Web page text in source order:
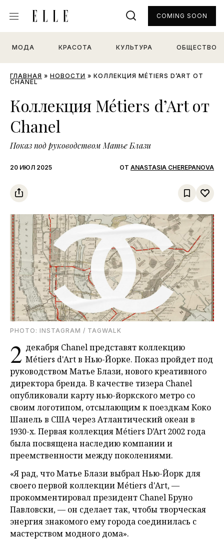
МОДА КРАСОТА КУЛЬТУРА ОБЩЕСТВО
COMING SOON
ГЛАВНАЯ » НОВОСТИ » КОЛЛЕКЦИЯ MÉTIERS D’ART ОТ
CHANEL
Коллекция Métiers d’Art от
Chanel
Показ под руководством Матье Блази
20 ИЮЛ 2025 ОТ ANASTASIA CHEREPANOVA
PHOTO: INSTAGRAM / TAGWALK
2 декабря Chanel представят коллекцию
Métiers d'Art в Нью-Йорке. Показ пройдет под
руководством Матье Блази, нового креативного
директора бренда. В качестве тизера Chanel
опубликовали карту нью-йоркского метро со
своим логотипом, отсылающим к поездкам Коко
Шанель в США через Атлантический океан в
1930-х. Первая коллекция Métiers D’Art 2002 года
была посвящена наследию компании и
преемственности между поколениями.
«Я рад, что Матье Блази выбрал Нью-Йорк для
своего первой коллекции Métiers d'Art, —
прокомментировал президент Chanel Бруно
Павловски, — он сделает так, чтобы творческая
энергия знакомого ему города соединилась с
мастерством модного дома».